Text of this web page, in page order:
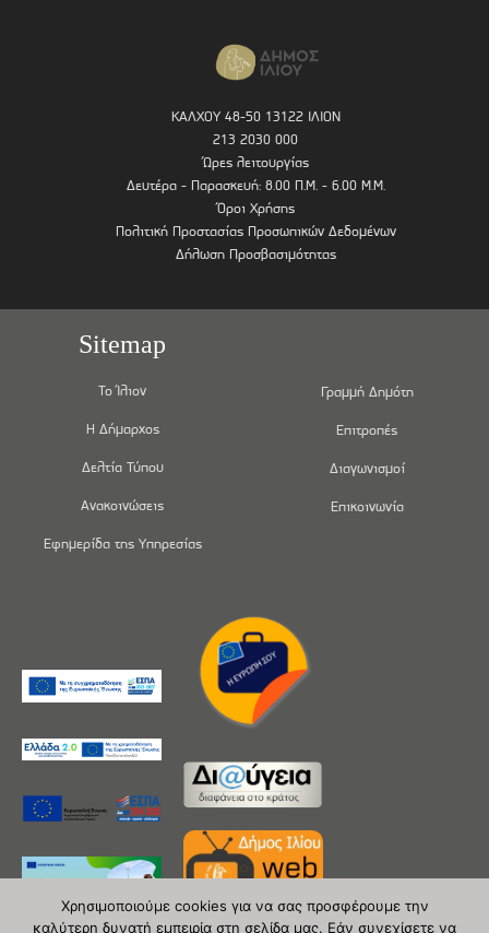
ΚΑΛΧΟΥ 48-50 13122 ΙΛΙΟΝ
213 2030 000
Ώρες λειτουργίας
Δευτέρα - Παρασκευή: 8.00 Π.Μ. - 6.00 Μ.Μ.
Όροι Χρήσης
Πολιτική Προστασίας Προσωπικών Δεδομένων
Δήλωση Προσβασιμότητας
Sitemap
Το Ίλιον
Η Δήμαρχος
Δελτία Τύπου
Ανακοινώσεις
Εφημερίδα της Υπηρεσίας
Γραμμή Δημότη
Επιτροπές
Διαγωνισμοί
Επικοινωνία
Χρησιμοποιούμε cookies για να σας προσφέρουμε την
καλύτερη δυνατή εμπειρία στη σελίδα μας. Εάν συνεχίσετε να